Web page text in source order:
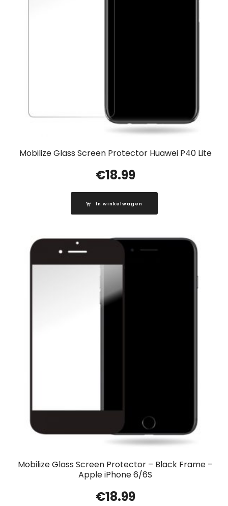
Mobilize Glass Screen Protector Huawei P40 Lite
€18.99
In winkelwagen
Mobilize Glass Screen Protector – Black Frame –
Apple iPhone 6/6S
€18.99